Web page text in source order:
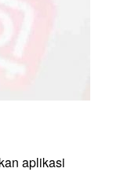
aplikasi